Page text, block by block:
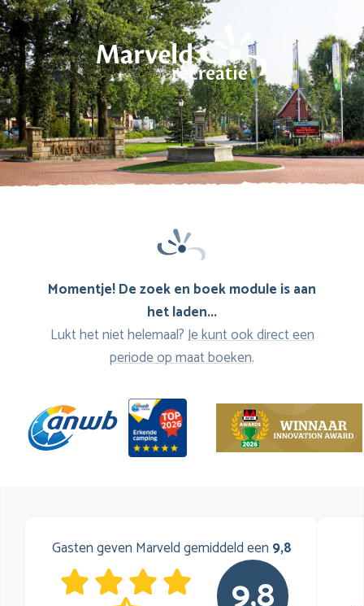
Momentje! De zoek en boek module is aan
het laden...
Lukt het niet helemaal?Je kunt ook direct een
periode op maat boeken.
Gasten geven Marveld gemiddeld een 9,8